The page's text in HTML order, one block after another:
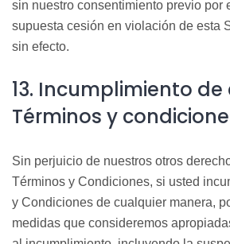
sin nuestro consentimiento previo por
supuesta cesión en violación de esta
sin efecto.
13. Incumplimiento de
Términos y
Sin perjuicio de nuestros otros
Términos y Condiciones, si usted
y Condiciones de cualquier manera,
medidas que consideremos